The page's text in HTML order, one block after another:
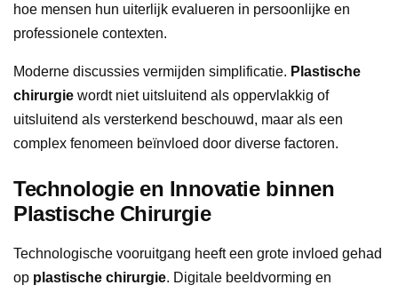
hoe mensen hun uiterlijk evalueren in persoonlijke en
professionele contexten.
Moderne discussies vermijden simplificatie. Plastische
chirurgie wordt niet uitsluitend als oppervlakkig of
uitsluitend als versterkend beschouwd, maar als een
complex fenomeen beïnvloed door diverse factoren.
Technologie en Innovatie binnen
Plastische Chirurgie
Technologische vooruitgang heeft een grote invloed gehad
op plastische chirurgie. Digitale beeldvorming en